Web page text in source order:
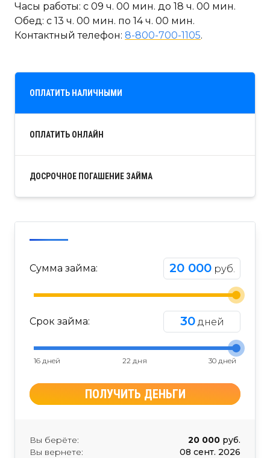
Часы работы: с 09 ч. 00 мин. до 18 ч. 00 мин.
Обед: с 13 ч. 00 мин. по 14 ч. 00 мин.
Контактный телефон: 8-800-700-1105.
ОПЛАТИТЬ НАЛИЧНЫМИ
ОПЛАТИТЬ ОНЛАЙН
ДОСРОЧНОЕ ПОГАШЕНИЕ ЗАЙМА
Сумма займа: 20 000 руб.
Срок займа: 30 дней
16 дней 22 дня 30 дней
ПОЛУЧИТЬ ДЕНЬГИ
Вы берёте: 20 000 руб.
Вы вернете:
08 сент. 2026